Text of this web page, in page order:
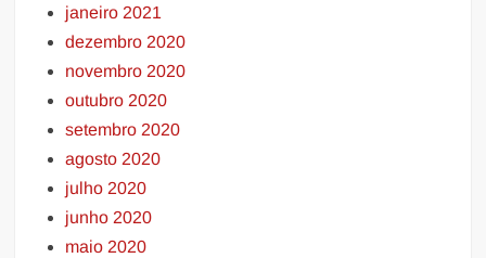
janeiro 2021
dezembro 2020
novembro 2020
outubro 2020
setembro 2020
agosto 2020
julho 2020
junho 2020
maio 2020